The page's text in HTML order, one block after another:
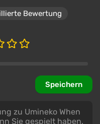
Bewertung
Speichern